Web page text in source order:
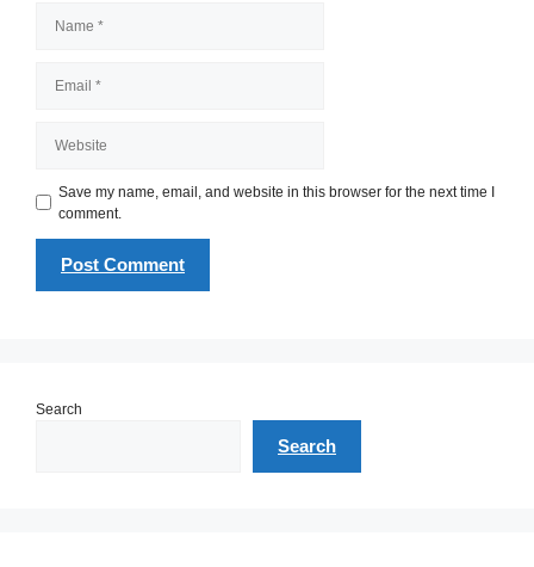
Save my name, email, and website in this browser for the next time I
comment.
Search
Search